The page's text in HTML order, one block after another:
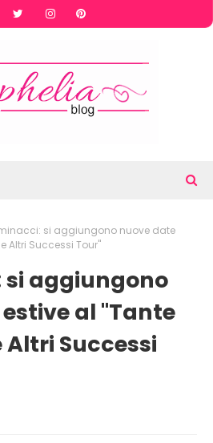
si aggiungono nuove date
Altri Successi Tour"
si aggiungono
al "Tante
Altri Successi